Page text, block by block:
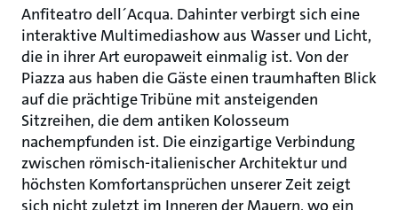
Anfiteatro dell´Acqua. Dahinter verbirgt sich eine
interaktive Multimediashow aus Wasser und Licht,
die in ihrer Art europaweit einmalig ist. Von der
Piazza aus haben die Gäste einen traumhaften Blick
auf die prächtige Tribüne mit ansteigenden
Sitzreihen, die dem antiken Kolosseum
nachempfunden ist. Die einzigartige Verbindung
zwischen römisch-italienischer Architektur und
höchsten Komfortansprüchen unserer Zeit zeigt
sich nicht zuletzt im Inneren der Mauern, wo ein